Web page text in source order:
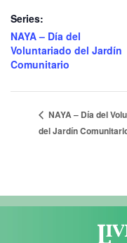
Series:
NAYA – Día del
Voluntariado del Jardín
Comunitario
NAYA – Día del
del Jardín